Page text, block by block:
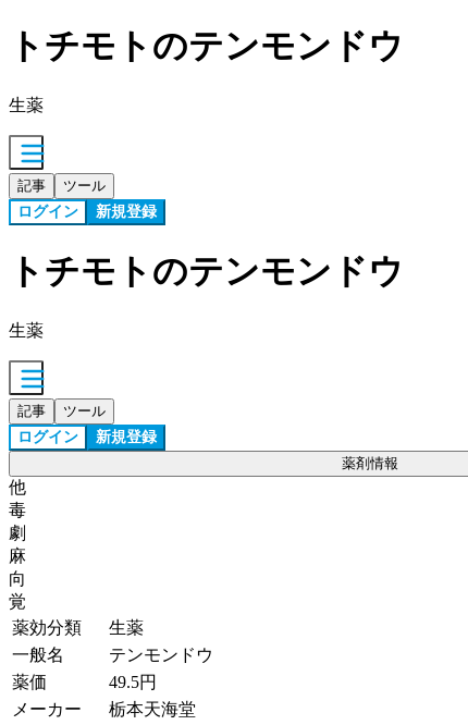
トチモトのテンモンドウ
生薬
記事 ツール
ログイン 新規登録
トチモトのテンモンドウ
生薬
記事 ツール
ログイン 新規登録
薬剤情報
他
毒
劇
麻
向
覚
薬効分類
生薬
一般名
テンモンドウ
薬価
49.5円
メーカー
栃本天海堂